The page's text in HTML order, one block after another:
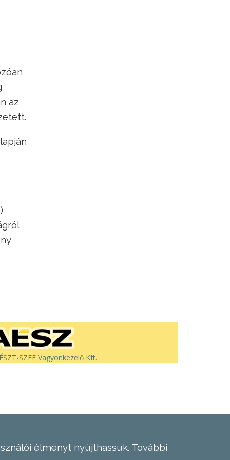
az
SZEF Vagyonkezelő Kft.
élményt nyújthassuk. További